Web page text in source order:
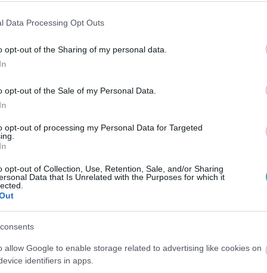
Data Processing Opt Outs
opt-out of the Sharing of my personal data.
opt-out of the Sale of my Personal Data.
opt-out of processing my Personal Data for Targeted
opt-out of Collection, Use, Retention, Sale, and/or Sharing
Data that Is Unrelated with the Purposes for which it
allow Google to enable storage related to advertising like cookies on
identifiers in apps.
τα νεύρα γύρω από τη σπονδυλική στήλη με
Ο καρκίνος του παγκρέατος μπορεί επίσης να
του παγκρέατος που μπορεί να
μορφές καρκίνου εκκρίνουν ενώσεις στο
ιστού, όσο και των σκελετικών μυών.
απορρόφησης των λιπών και των
παίρνετε όλες τις θερμίδες από τις τροφές.
με ναυτία και εμετό, ειδικά όμως στον
του σημαντικού ρόλου που παίζει το
βρίσκεται ακριβώς δίπλα στο στομάχι και το
Ένας όγκος ασκεί πίεση και επηρεάζει
από το στομάχι και πηγαίνουν στον πεπτικό